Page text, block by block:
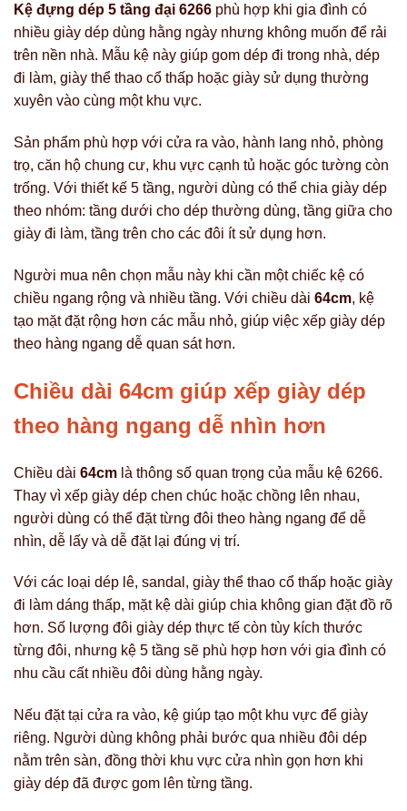
Kệ đựng dép 5 tầng đại 6266 phù hợp khi gia đình có
nhiều giày dép dùng hằng ngày nhưng không muốn để rải
trên nền nhà. Mẫu kệ này giúp gom dép đi trong nhà, dép
đi làm, giày thể thao cổ thấp hoặc giày sử dụng thường
xuyên vào cùng một khu vực.
Sản phẩm phù hợp với cửa ra vào, hành lang nhỏ, phòng
trọ, căn hộ chung cư, khu vực cạnh tủ hoặc góc tường còn
trống. Với thiết kế 5 tầng, người dùng có thể chia giày dép
theo nhóm: tầng dưới cho dép thường dùng, tầng giữa cho
giày đi làm, tầng trên cho các đôi ít sử dụng hơn.
Người mua nên chọn mẫu này khi cần một chiếc kệ có
chiều ngang rộng và nhiều tầng. Với chiều dài 64cm, kệ
tạo mặt đặt rộng hơn các mẫu nhỏ, giúp việc xếp giày dép
theo hàng ngang dễ quan sát hơn.
Chiều dài 64cm giúp xếp giày dép
theo hàng ngang dễ nhìn hơn
Chiều dài 64cm là thông số quan trọng của mẫu kệ 6266.
Thay vì xếp giày dép chen chúc hoặc chồng lên nhau,
người dùng có thể đặt từng đôi theo hàng ngang để dễ
nhìn, dễ lấy và dễ đặt lại đúng vị trí.
Với các loại dép lê, sandal, giày thể thao cổ thấp hoặc giày
đi làm dáng thấp, mặt kệ dài giúp chia không gian đặt đồ rõ
hơn. Số lượng đôi giày dép thực tế còn tùy kích thước
từng đôi, nhưng kệ 5 tầng sẽ phù hợp hơn với gia đình có
nhu cầu cất nhiều đôi dùng hằng ngày.
Nếu đặt tại cửa ra vào, kệ giúp tạo một khu vực để giày
riêng. Người dùng không phải bước qua nhiều đôi dép
nằm trên sàn, đồng thời khu vực cửa nhìn gọn hơn khi
giày dép đã được gom lên từng tầng.